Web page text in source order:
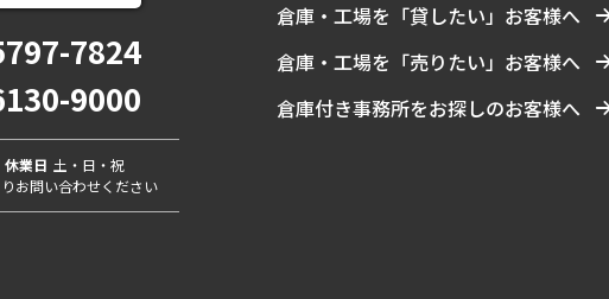
7824
9000
休業日 土・日・祝
お問い合わせください
倉庫・工場を「貸したい」お客様へ
倉庫・工場を「売りたい」お客様へ
倉庫付き事務所をお探しのお客様へ